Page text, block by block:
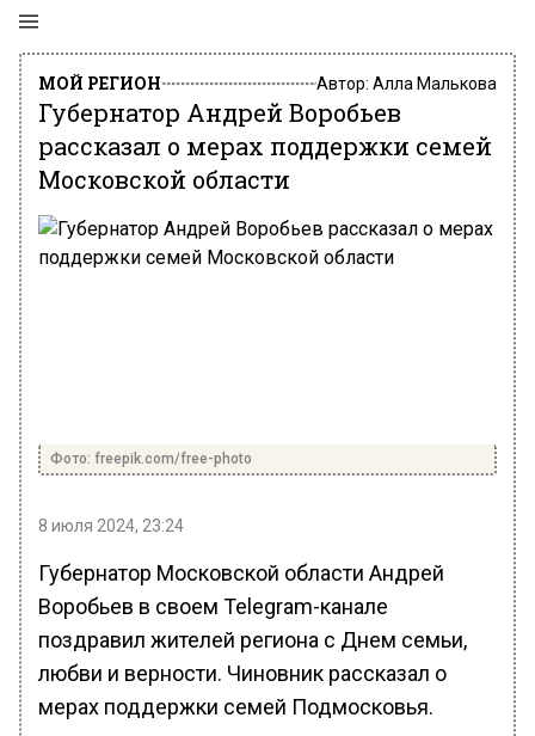
МОЙ РЕГИОН Автор: Алла Малькова
Губернатор Андрей Воробьев
рассказал о мерах поддержки семей
Московской области
Фото: freepik.com/free-photo
8 июля 2024, 23:24
Губернатор Московской области Андрей
Воробьев в своем Telegram-канале
поздравил жителей региона с Днем семьи,
любви и верности. Чиновник рассказал о
мерах поддержки семей Подмосковья.